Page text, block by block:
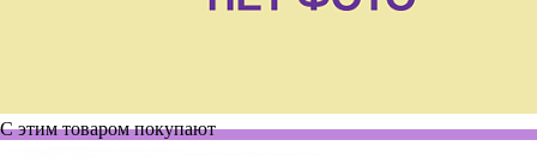
С этим товаром покупают